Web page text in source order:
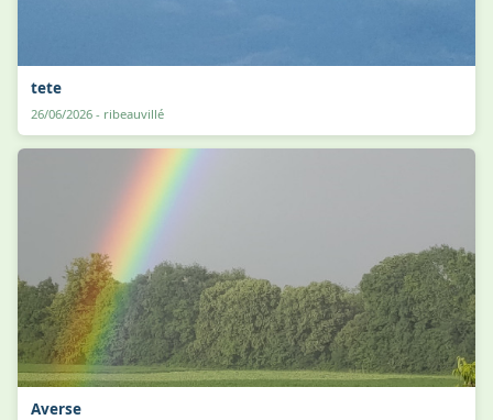
tete
26/06/2026 - ribeauvillé
Averse